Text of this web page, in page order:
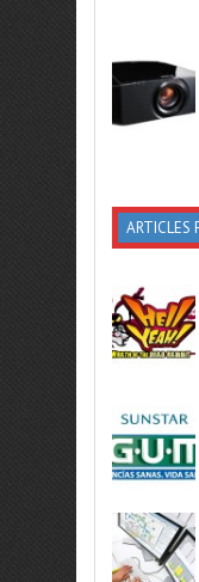
ARTICLES